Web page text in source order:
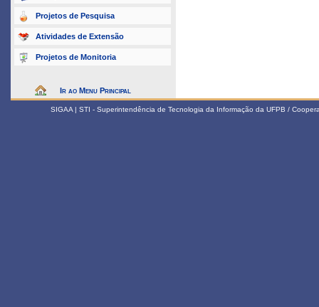
Projetos de Pesquisa
Atividades de Extensão
Projetos de Monitoria
Ir ao Menu Principal
SIGAA | STI - Superintendência de Tecnologia da Informação da UFPB /